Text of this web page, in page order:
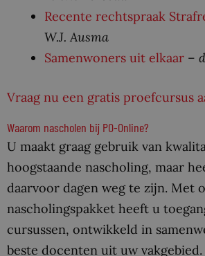
Recente rechtspraak
W.J. Ausma
Samenwoners uit elkaar –
Vraag nu een gratis proefcursus
Waarom nascholen bij PO-Online?
U maakt graag gebruik van
hoogstaande nascholing, maar
daarvoor dagen weg te zijn. Met
nascholingspakket heeft u
cursussen, ontwikkeld in
beste docenten uit uw vakgebied.